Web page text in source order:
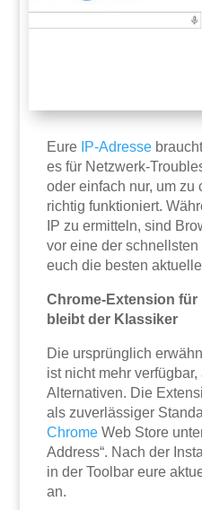
Eure IP-Adresse
es für Netzwerk-
oder einfach nur, um zu
richtig funktioniert.
IP zu ermitteln, sind
vor eine der
euch die besten
Chrome-Extension für
bleibt der Klassiker
Die ursprünglich
ist nicht mehr
Alternativen. Die
als zuverlässiger
Chrome Web Store
Address“. Nach der
in der Toolbar eure
an.